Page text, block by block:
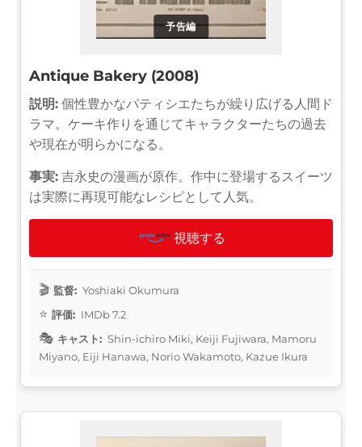
予告編
Antique Bakery (2008)
説明: 個性豊かなパティシエたちが繰り広げる人間ド
ラマ。ケーキ作りを通じてキャラクターたちの過去
や現在が明らかになる。
事実: 吉永史の漫画が原作。作中に登場するスイーツ
は実際に再現可能なレシピとして人気。
視聴する
監督: Yoshiaki Okumura
評価: IMDb 7.2
キャスト: Shin-ichiro Miki, Keiji Fujiwara, Mamoru
Miyano, Eiji Hanawa, Norio Wakamoto, Kazue Ikura